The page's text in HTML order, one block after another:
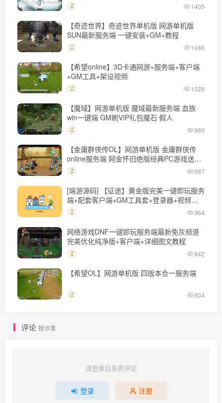
1405
【奇迹世界】奇迹世界单机版 网游单机版
SUN最新服务端 一键安装+GM+教程
1086
【希望online】3D卡通网游+服务端+客户端
+GM工具+架设视频
1029
【魔域】网游单机版 魔域最新服务端 血族
win一键端 GM刷VIP礼包魔石 假人
989
【金庸群侠传OL】网游单机版 金庸群侠传
online服务端 网金怀旧绝版经典PC游戏送
GM
987
[端游源码] 【征途】黄金版完美一键即玩服务
端+配套客户端+GM工具套+登录器+视频教
程
964
网络游戏DNF一键即玩服务端最新免灰频道
完美优化纯净版+客户端+详细图文教程
942
【希望OL】网游单机版 四版本合一服务端
904
评论 抢沙发
请登录后发表评论
登录 注册